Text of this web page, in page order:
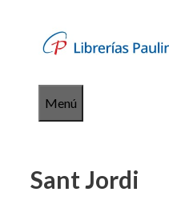
contenido
Menú
Sant Jordi